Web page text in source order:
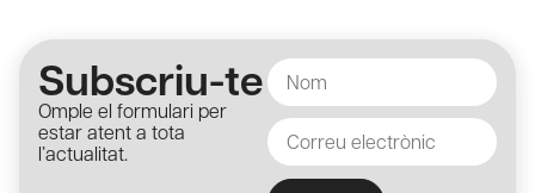
Subscriu-te
Omple el formulari per
estar atent a tota
l’actualitat.